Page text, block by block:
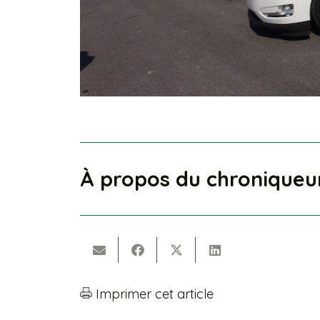
À propos du
Imprimer cet article